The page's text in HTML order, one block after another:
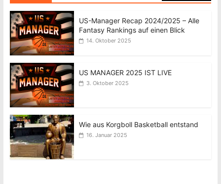
US-Manager Recap 2024/2025 – Alle
Fantasy Rankings auf einen Blick
14. Oktober 2025
US MANAGER 2025 IST LIVE
3. Oktober 2025
Wie aus Korgboll Basketball entstand
16. Januar 2025